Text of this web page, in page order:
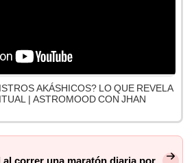
AKÁSHICOS? LO QUE REVELA
| ASTROMOOD CON JHAN